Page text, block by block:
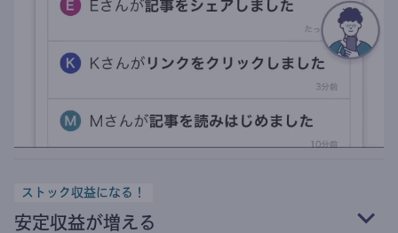
ストック収益になる！
安定収益が増える